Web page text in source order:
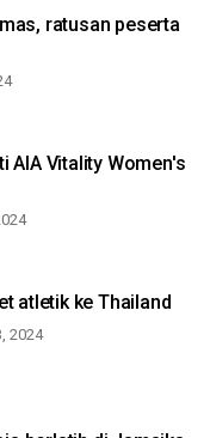
ratusan peserta
AIA Vitality Women's
atletik ke Thailand
2024